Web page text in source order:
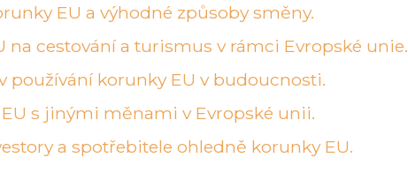
EU a výhodné způsoby směny.
na cestování a turismus v rámci Evropské unie.
používání korunky EU v budoucnosti.
s jinými měnami v Evropské unii.
a spotřebitele ohledně korunky EU.